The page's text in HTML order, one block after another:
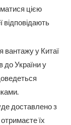
цією
відповідають
вантажу у Китаї
до України у
доставлено з
їх